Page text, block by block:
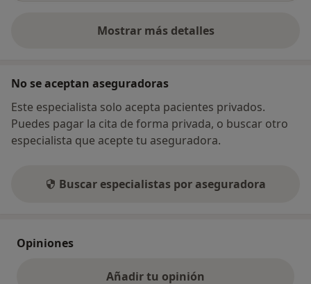
Mostrar más detalles
sobre la dirección
No se aceptan aseguradoras
Este especialista solo acepta pacientes privados.
Puedes pagar la cita de forma privada, o buscar otro
especialista que acepte tu aseguradora.
Buscar especialistas por aseguradora
Opiniones
Añadir tu opinión